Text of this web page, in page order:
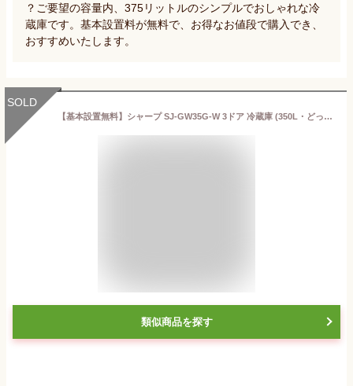
？ご要望の容量内、375リットルのシンプルでおしゃれな冷
蔵庫です。基本設置料が無料で、お得なお値段で購入でき、
おすすめいたします。
SOLD
【基本設置無料】シャープ SJ-GW35G-W 3ドア 冷蔵庫 (350L・どっちもドア) ホワイト系【時間指定不可】(※配送先により納期が前後する可能性がございます)【納期目安：約3〜5週間】
類似商品を探す